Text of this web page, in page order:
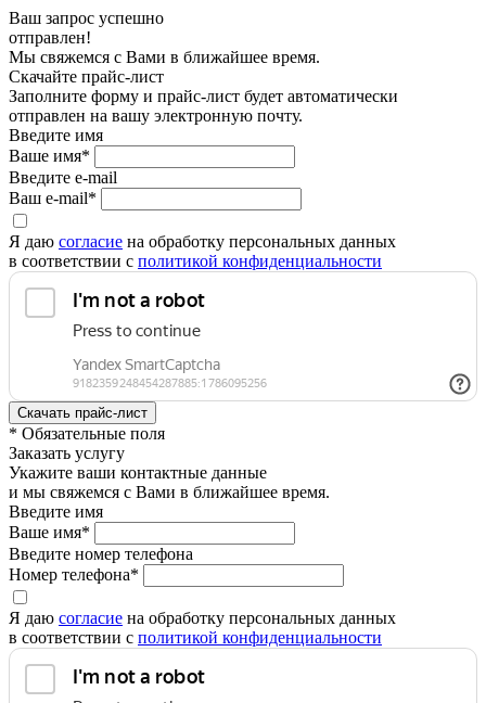
Ваш запрос успешно
отправлен!
Мы свяжемся с Вами в ближайшее время.
Скачайте прайс-лист
Заполните форму и прайс-лист будет автоматически
отправлен на вашу электронную почту.
Введите имя
Ваше имя*
Введите e-mail
Ваш e-mail*
Я даю согласие на обработку персональных данных
в соответствии с политикой конфиденциальности
* Обязательные поля
Заказать услугу
Укажите ваши контактные данные
и мы свяжемся с Вами в ближайшее время.
Введите имя
Ваше имя*
Введите номер телефона
Номер телефона*
Я даю согласие на обработку персональных данных
в соответствии с политикой конфиденциальности